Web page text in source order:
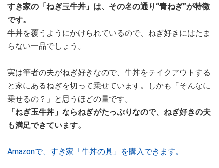
すき家の「ねぎ玉牛丼」は、その名の通り“青ねぎ”が特徴
です。
牛丼を覆うようにかけられているので、ねぎ好きにはたま
らない一品でしょう。
実は筆者の夫がねぎ好きなので、牛丼をテイクアウトする
と家にあるねぎを切って乗せています。しかも「そんなに
乗せるの？」と思うほどの量です。
「ねぎ玉牛丼」ならねぎがたっぷりなので、ねぎ好きの夫
も満足できています。
Amazonで、すき家「牛丼の具」を購入できます。